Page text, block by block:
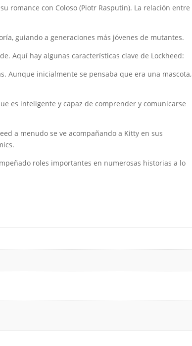
romance con Coloso (Piotr Rasputin). La relación entre
guiando a generaciones más jóvenes de mutantes.
Aquí hay algunas características clave de Lockheed:
Aunque inicialmente se pensaba que era una mascota,
es inteligente y capaz de comprender y comunicarse
a menudo se ve acompañando a Kitty en sus
roles importantes en numerosas historias a lo